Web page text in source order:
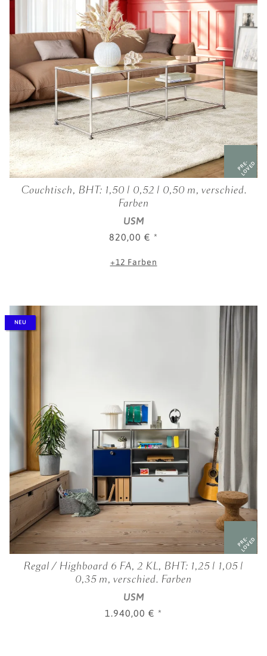
PRE-
LOVED
Couchtisch, BHT: 1,50 | 0,52 | 0,50 m, verschied.
Farben
USM
820,00 € *
+12 Farben
NEU
PRE-
LOVED
Regal / Highboard 6 FA, 2 KL, BHT: 1,25 | 1,05 |
0,35 m, verschied. Farben
USM
1.940,00 € *